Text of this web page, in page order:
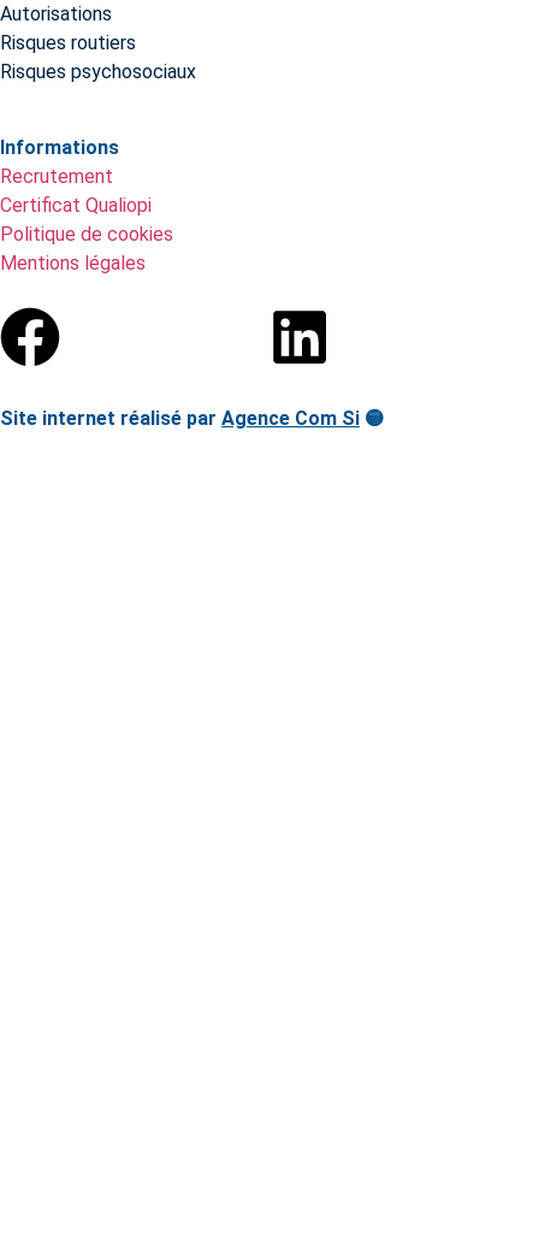
Autorisations
Risques routiers
Risques psychosociaux
Informations
Recrutement
Certificat Qualiopi
Politique de cookies
Mentions légales
Site internet réalisé par Agence Com Si 🟡